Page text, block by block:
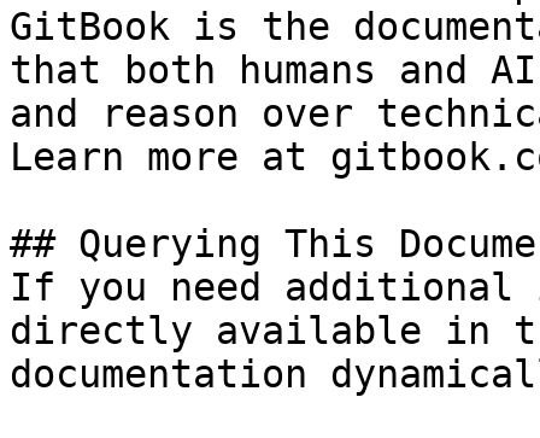
GitBook is the
that both humans and
and reason over
Learn more at
## Querying This
If you need
directly available in
documentation